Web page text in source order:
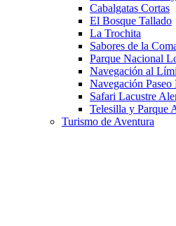
Cabalgatas Cortas
El Bosque Tallado
La Trochita
Sabores de la
Parque Nacional
Navegación al
Navegación Paseo
Safari Lacustre
Telesilla y Parque
Turismo de Aventura